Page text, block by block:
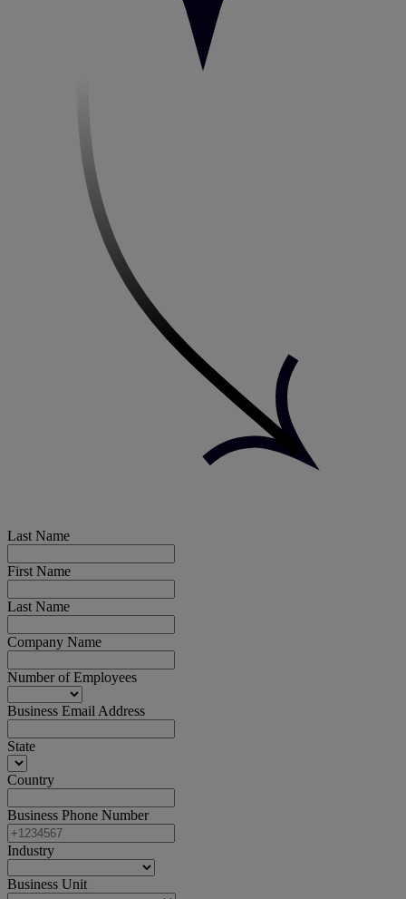
Last Name
First Name
Last Name
Company Name
Number of Employees
Business Email Address
State
Country
Business Phone Number
Industry
Business Unit